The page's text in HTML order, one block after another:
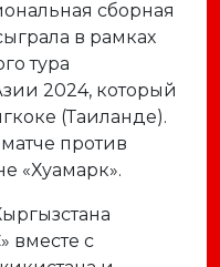
сборная
в рамках
тура
2024, который
(Таиланде).
против
«Хуамарк».
вместе с